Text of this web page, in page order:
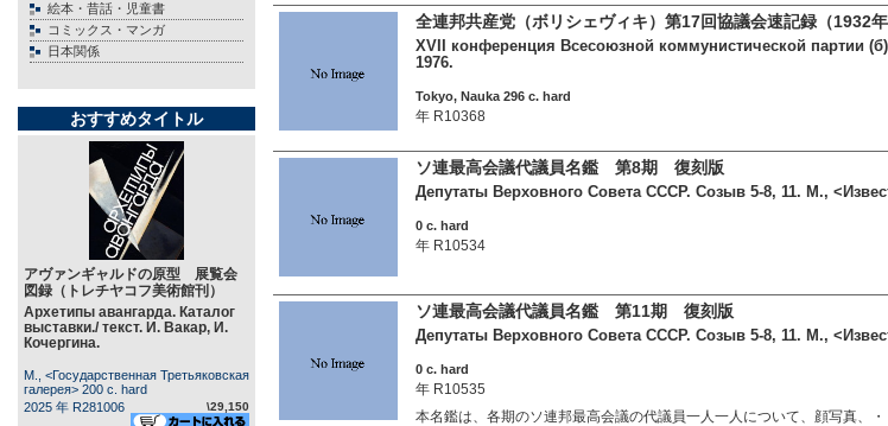
絵本・昔話・児童書
コミックス・マンガ
日本関係
おすすめタイトル
アヴァンギャルドの原型 展覧会
図録（トレチヤコフ美術館刊）
Архетипы авангарда. Каталог
выставки./ текст. И. Вакар, И.
Кочергина.
М., <Государственная Третьяковская
галерея> 200 c. hard
2025 年 R281006
\29,150
全連邦共産党（ボリシェヴィキ）第17回協議会速記録（1932年
XVII конференция Всесоюзной коммунистической партии
1976.
Tokyo, Nauka 296 c. hard
年 R10368
ソ連最高会議代議員名鑑 第8期 復刻版
Депутаты Верховного Совета СССР. Созыв 5-8, 11. М.,
0 c. hard
年 R10534
ソ連最高会議代議員名鑑 第11期 復刻版
Депутаты Верховного Совета СССР. Созыв 5-8, 11. М.,
0 c. hard
年 R10535
本名鑑は、各期のソ連邦最高会議の代議員一人一人について、顔写真、・